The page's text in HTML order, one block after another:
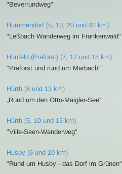
"Beverrundweg"
Hummendorf (5, 13, 20 und 42 km)
"Leßbach Wanderweg im Frankenwald"
Hünfeld (Praforst) (7, 12 und 18 km)
"Praforst und rund um Marbach"
Hürth (8 und 13 km)
„Rund um den Otto-Maigler-See“
Hürth (5, 10 und 15 km)
"Ville-Seen-Wanderweg"
Husby (6 und 10 km)
"Rund um Husby - das Dorf im Grünen"